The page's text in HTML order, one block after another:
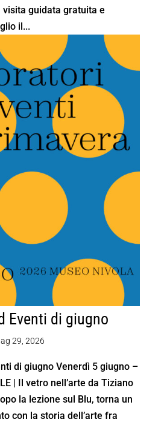
guidata gratuita e
il...
Eventi di giugno
29, 2026
di giugno Venerdì 5 giugno –
| Il vetro nell’arte da Tiziano
la lezione sul Blu, torna un
con la storia dell’arte fra